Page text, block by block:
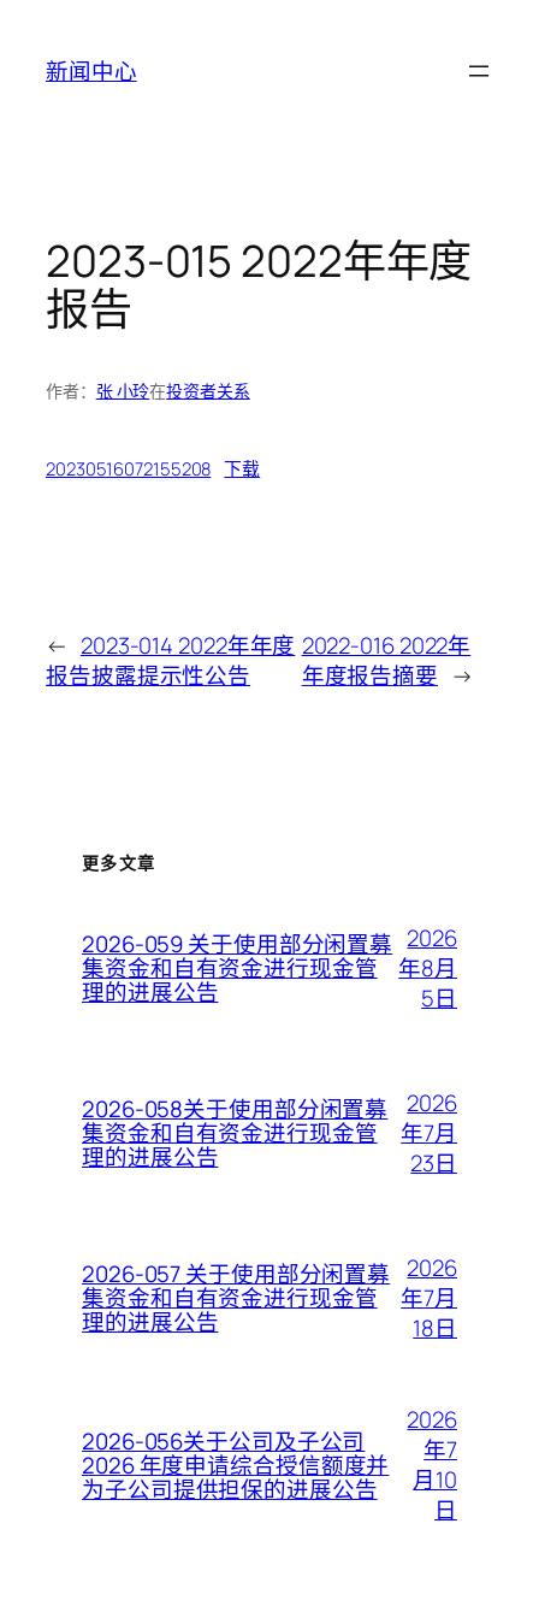
新闻中心
2023-015 2022年年度
报告
作者： 张 小玲在投资者关系
20230516072155208 下载
← 2023-014 2022年年度
报告披露提示性公告
2022-016 2022年
年度报告摘要 →
更多文章
2026-059 关于使用部分闲置募
集资金和自有资金进行现金管
理的进展公告
2026
年8月
5日
2026-058关于使用部分闲置募
集资金和自有资金进行现金管
理的进展公告
2026
年7月
23日
2026-057 关于使用部分闲置募
集资金和自有资金进行现金管
理的进展公告
2026
年7月
18日
2026-056关于公司及子公司
2026 年度申请综合授信额度并
为子公司提供担保的进展公告
2026
年7
月10
日